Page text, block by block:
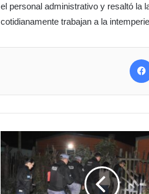
el personal administrativo y resaltó la
cotidianamente trabajan a la